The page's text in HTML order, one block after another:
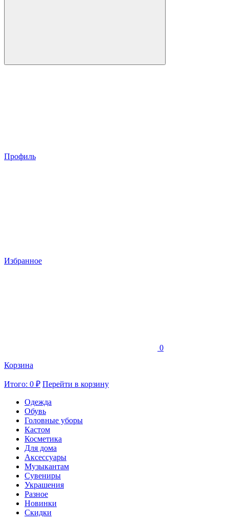
Профиль
Избранное
0
Корзина
Итого: 0 ₽ Перейти в корзину
Одежда
Обувь
Головные уборы
Кастом
Косметика
Для дома
Аксессуары
Музыкантам
Сувениры
Украшения
Разное
Новинки
Скидки